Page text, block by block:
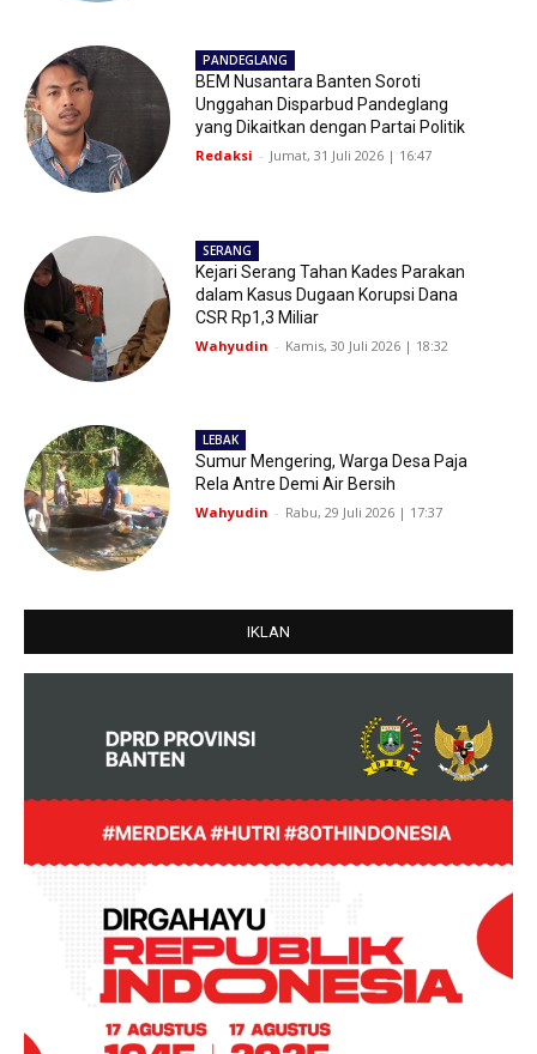
PANDEGLANG
BEM Nusantara Banten Soroti
Unggahan Disparbud Pandeglang
yang Dikaitkan dengan Partai Politik
Redaksi - Jumat, 31 Juli 2026 | 16:47
SERANG
Kejari Serang Tahan Kades Parakan
dalam Kasus Dugaan Korupsi Dana
CSR Rp1,3 Miliar
Wahyudin - Kamis, 30 Juli 2026 | 18:32
LEBAK
Sumur Mengering, Warga Desa Paja
Rela Antre Demi Air Bersih
Wahyudin - Rabu, 29 Juli 2026 | 17:37
IKLAN